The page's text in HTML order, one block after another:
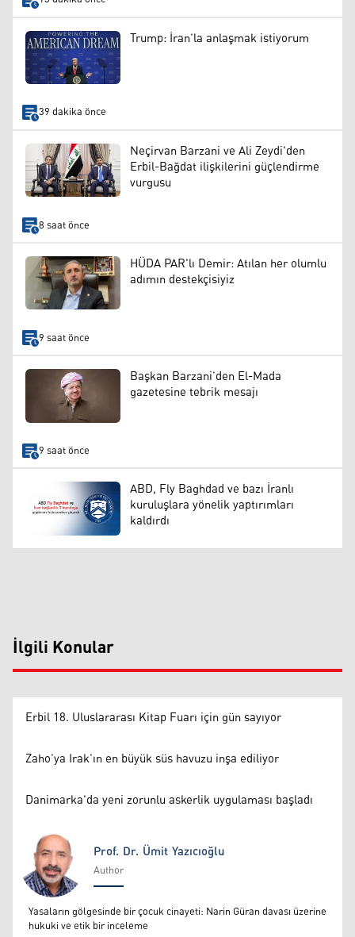
Trump: İran’la anlaşmak istiyorum
39 dakika önce
Neçirvan Barzani ve Ali Zeydi'den
Erbil-Bağdat ilişkilerini güçlendirme
vurgusu
8 saat önce
HÜDA PAR'lı Demir: Atılan her olumlu
adımın destekçisiyiz
9 saat önce
Başkan Barzani’den El-Mada
gazetesine tebrik mesajı
9 saat önce
ABD, Fly Baghdad ve bazı İranlı
kuruluşlara yönelik yaptırımları
kaldırdı
İlgili Konular
Erbil 18. Uluslararası Kitap Fuarı için gün sayıyor
Zaho’ya Irak’ın en büyük süs havuzu inşa ediliyor
Danimarka'da yeni zorunlu askerlik uygulaması başladı
Prof. Dr. Ümit Yazıcıoğlu
Prof. Dr. Ümit Yazıcıoğlu
Author
Yasaların gölgesinde bir çocuk cinayeti: Narin Güran davası üzerine
hukuki ve etik bir inceleme